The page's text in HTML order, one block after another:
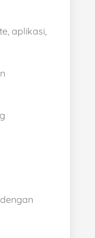
aplikasi,